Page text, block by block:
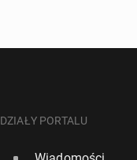
DZIAŁY PORTALU